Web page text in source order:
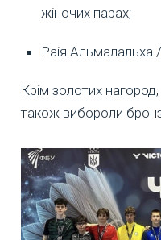
жіночих парах;
Раія Альмалальха
Крім золотих
також вибороли